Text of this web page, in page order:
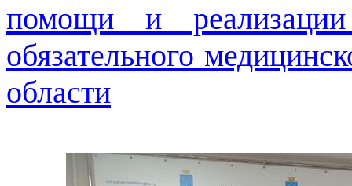
помощи и реализации
обязательного
области